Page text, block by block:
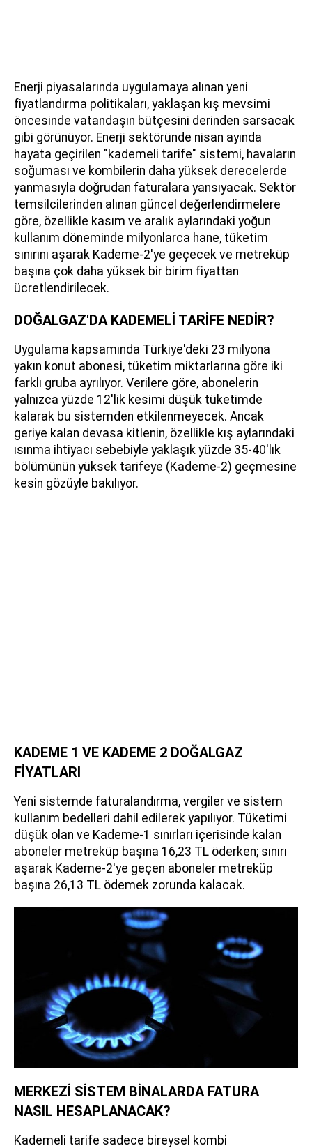
Enerji piyasalarında uygulamaya alınan yeni
fiyatlandırma politikaları, yaklaşan kış mevsimi
öncesinde vatandaşın bütçesini derinden sarsacak
gibi görünüyor. Enerji sektöründe nisan ayında
hayata geçirilen "kademeli tarife" sistemi, havaların
soğuması ve kombilerin daha yüksek derecelerde
yanmasıyla doğrudan faturalara yansıyacak. Sektör
temsilcilerinden alınan güncel değerlendirmelere
göre, özellikle kasım ve aralık aylarındaki yoğun
kullanım döneminde milyonlarca hane, tüketim
sınırını aşarak Kademe-2'ye geçecek ve metreküp
başına çok daha yüksek bir birim fiyattan
ücretlendirilecek.
DOĞALGAZ'DA KADEMELİ TARİFE NEDİR?
Uygulama kapsamında Türkiye'deki 23 milyona
yakın konut abonesi, tüketim miktarlarına göre iki
farklı gruba ayrılıyor. Verilere göre, abonelerin
yalnızca yüzde 12'lik kesimi düşük tüketimde
kalarak bu sistemden etkilenmeyecek. Ancak
geriye kalan devasa kitlenin, özellikle kış aylarındaki
ısınma ihtiyacı sebebiyle yaklaşık yüzde 35-40'lık
bölümünün yüksek tarifeye (Kademe-2) geçmesine
kesin gözüyle bakılıyor.
KADEME 1 VE KADEME 2 DOĞALGAZ
FİYATLARI
Yeni sistemde faturalandırma, vergiler ve sistem
kullanım bedelleri dahil edilerek yapılıyor. Tüketimi
düşük olan ve Kademe-1 sınırları içerisinde kalan
aboneler metreküp başına 16,23 TL öderken; sınırı
aşarak Kademe-2'ye geçen aboneler metreküp
başına 26,13 TL ödemek zorunda kalacak.
MERKEZİ SİSTEM BİNALARDA FATURA
NASIL HESAPLANACAK?
Kademeli tarife sadece bireysel kombi